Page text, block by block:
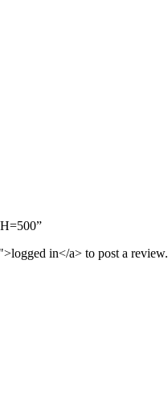
in</a> to post a review.